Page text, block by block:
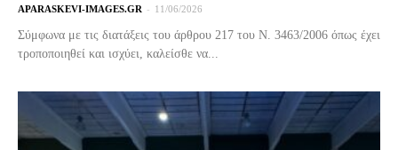
APARASKEVI-IMAGES.GR - 11/06/2026
Σύμφωνα με τις διατάξεις του άρθρου 217 του Ν. 3463/2006 όπως έχει
τροποποιηθεί και ισχύει, καλείσθε να...